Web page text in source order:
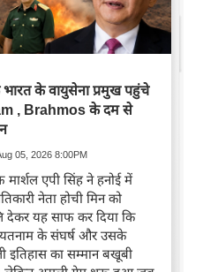
के वायुसेना प्रमुख पहुंचे
, Brahmos के दम से
05, 2026 8:00PM
मार्शल एपी सिंह ने हनोई में
नेता होची मिन को
देकर यह साफ कर दिया कि
के संघर्ष और उसके
इतिहास का सम्मान बखूबी